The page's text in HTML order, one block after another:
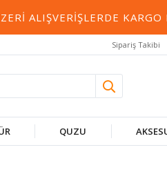
ALIŞVERIŞLERDE KARGO
Sipariş Takibi
QUZU